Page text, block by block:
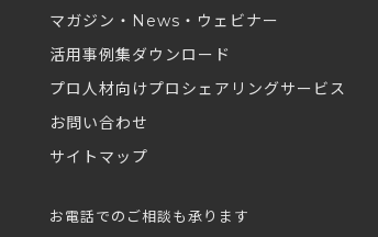
マガジン・News・ウェビナー
活用事例集ダウンロード
プロ人材向けプロシェアリングサービス
お問い合わせ
サイトマップ
お電話でのご相談も承ります